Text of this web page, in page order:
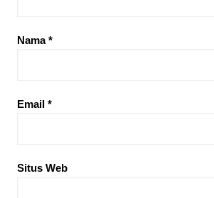
Nama*
Email *
Situs Web